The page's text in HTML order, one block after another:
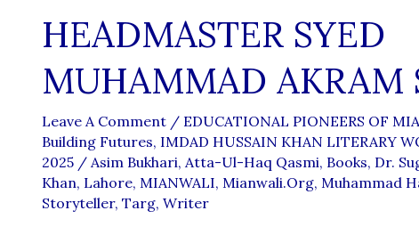
HEADMASTER SYED
MUHAMMAD AKRAM
Leave A Comment / EDUCATIONAL PIONEERS OF
Building Futures, IMDAD HUSSAIN KHAN LITERARY
2025 / Asim Bukhari, Atta-Ul-Haq Qasmi, Books, Dr.
Khan, Lahore, MIANWALI, Mianwali.org, Muhammad
Storyteller, Targ, Writer